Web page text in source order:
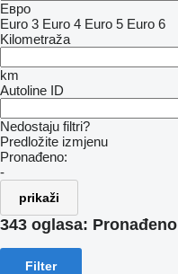
Евро
Euro 3 Euro 4 Euro 5 Euro 6
Kilometraža
km
Autoline ID
Nedostaju filtri?
Predložite izmjenu
Pronađeno:
-
prikaži
343 oglasa: Pronađeno
Filter